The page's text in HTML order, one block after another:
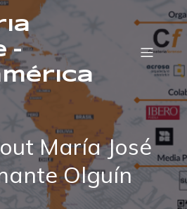
–
María José
Olguín